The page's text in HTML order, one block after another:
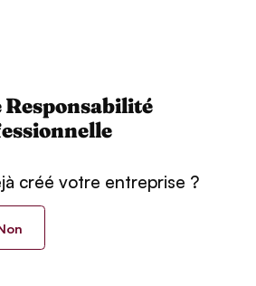
Responsabilité
créé votre entreprise ?